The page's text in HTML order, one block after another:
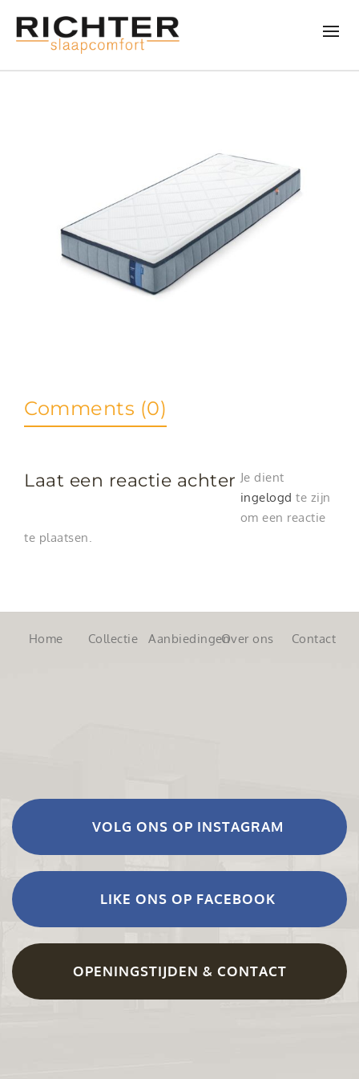
Comments (0)
Laat een reactie achter Je dient
ingelogd te zijn
om een reactie
te plaatsen.
Home Collectie AanbiedingenOver ons Contact
VOLG ONS OP INSTAGRAM
LIKE ONS OP FACEBOOK
OPENINGSTIJDEN & CONTACT